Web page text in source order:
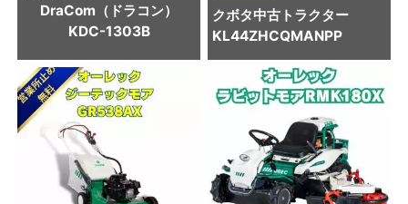
DraCom（ドラコン）
KDC-1303B
クボタ中古トラクター
KL44ZHCQMANPP